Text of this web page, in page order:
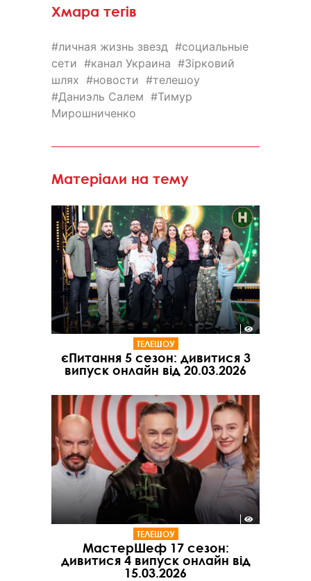
Хмара тегів
личная жизнь звезд
социальные
сети
канал Украина
Зірковий
шлях
новости
телешоу
Даниэль Салем
Тимур
Мирошниченко
Матеріали на тему
ТЕЛЕШОУ
єПитання 5 сезон: дивитися 3
випуск онлайн від 20.03.2026
ТЕЛЕШОУ
МастерШеф 17 сезон:
дивитися 4 випуск онлайн від
15.03.2026